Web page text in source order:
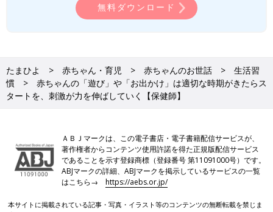
無料ダウンロード
たまひよ 赤ちゃん・育児 赤ちゃんのお世話
生活習
慣
赤ちゃんの「遊び」や「お出かけ」は適切な時期がきたらス
タートを、刺激が力を伸ばしていく【保健師】
ＡＢＪマークは、この電子書店・電子書籍配信サービスが、
著作権者からコンテンツ使用許諾を得た正規版配信サービス
であることを示す登録商標（登録番号 第11091000号）です。
ABJマークの詳細、ABJマークを掲示しているサービスの一覧
はこちら→https://aebs.or.jp/
本サイトに掲載されている記事・写真・イラスト等のコンテンツの無断転載を禁じま